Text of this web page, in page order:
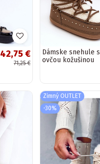
42,75 €
71,25 €
Dámske snehule s
ovčou kožušinou
Zimný OUTLET
-30%